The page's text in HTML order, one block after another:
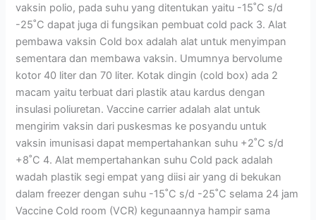
vaksin polio, pada suhu yang ditentukan yaitu -15˚C s/d
-25˚C dapat juga di fungsikan pembuat cold pack 3. Alat
pembawa vaksin Cold box adalah alat untuk menyimpan
sementara dan membawa vaksin. Umumnya bervolume
kotor 40 liter dan 70 liter. Kotak dingin (cold box) ada 2
macam yaitu terbuat dari plastik atau kardus dengan
insulasi poliuretan. Vaccine carrier adalah alat untuk
mengirim vaksin dari puskesmas ke posyandu untuk
vaksin imunisasi dapat mempertahankan suhu +2˚C s/d
+8˚C 4. Alat mempertahankan suhu Cold pack adalah
wadah plastik segi empat yang diisi air yang di bekukan
dalam freezer dengan suhu -15˚C s/d -25˚C selama 24 jam
Vaccine Cold room (VCR) kegunaannya hampir sama